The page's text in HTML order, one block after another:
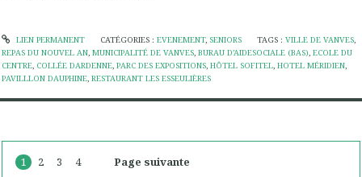
LIEN PERMANENT CATÉGORIES : EVENEMENT, SENIORS TAGS :VILLE DE VANVES,
REPAS DU NOUVEL AN, MUNICIPALITÉ DE VANVES, BURAU D’AIDESOCIALE (BAS), ECOLE DU
CENTRE, COLLÉE DARDENNE, PARC DES EXPOSITIONS, HÔTEL SOFITEL, HOTEL MÉRIDIEN,
PAVILLLON DAUPHINE, RESTAURANT LES ESSEULIÈRES
1 2 3 4 Page suivante